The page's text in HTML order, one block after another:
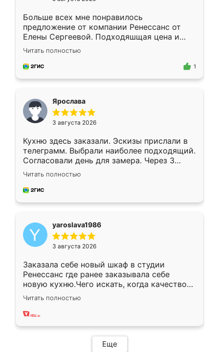
Больше всех мне понравилось
предложение от компании Ренессанс от
Елены Сергеевой. Подходяшщая цена и
короткие сроки изготовления. Приехавший
для замера сотрудник Владислав
предложил по моему эскизу самый
Читать полностью
1
Ярослава
3 августа 2026
Кухню здесь заказали. Эскизы прислали в
телеграмм. Выбрали наиболее подходящий.
Согласовали день для замера. Через 3
недели кухня была уже готова. Остались
довольны работой. Спасибо Ренессанс
мебель за качественную работу!
Читать полностью
yaroslava1986
3 августа 2026
Заказала себе новый шкаф в студии
Ренессанс где ранее заказывала себе
новую кухню.Чего искать, когда качеством
вполне довольна. Служит кухня уже почти
два года, нареканий нет.
Читать полностью
Еще